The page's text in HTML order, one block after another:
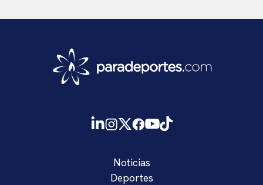
Noticias
Deportes